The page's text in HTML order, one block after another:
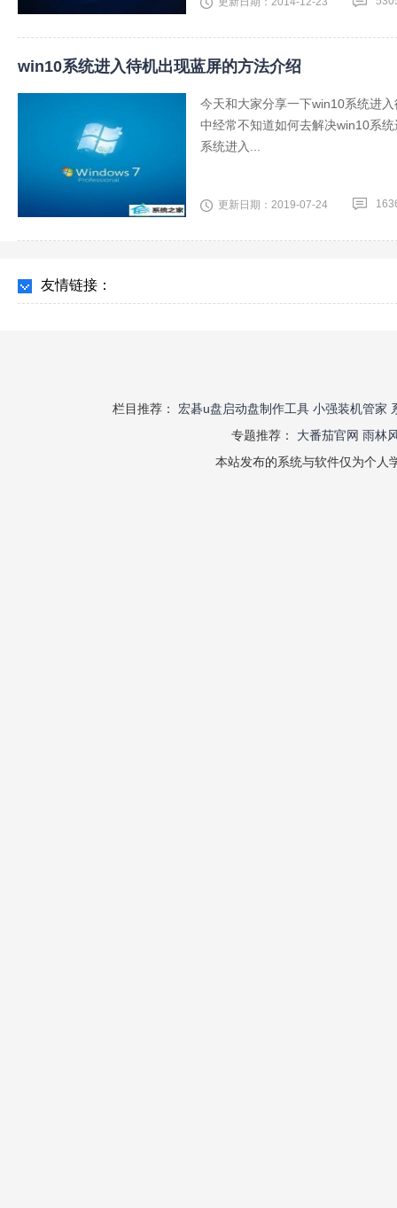
win10系统进入待机出现蓝屏的方法介绍
今天和大家分享一下win10系统进
中经常不知道如何去解决win10系
系统进入...
更新日期：2019-07-24
友情链接：
栏目推荐： 宏碁u盘启动盘制作工具 小强装机管家
专题推荐： 大番茄官网 雨林
本站发布的系统与软件仅为个人